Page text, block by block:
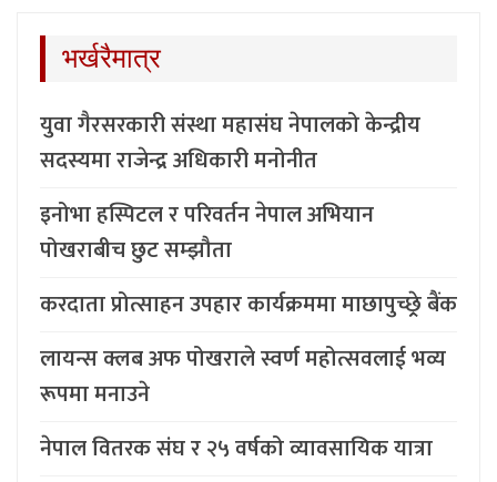
भर्खरैमात्र
युवा गैरसरकारी संस्था महासंघ नेपालको केन्द्रीय
सदस्यमा राजेन्द्र अधिकारी मनोनीत
इनोभा हस्पिटल र परिवर्तन नेपाल अभियान
पोखराबीच छुट सम्झौता
करदाता प्रोत्साहन उपहार कार्यक्रममा माछापुच्छ्र्रे बैंक
लायन्स क्लब अफ पोखराले स्वर्ण महोत्सवलाई भव्य
रूपमा मनाउने
नेपाल वितरक संघ र २५ वर्षको व्यावसायिक यात्रा